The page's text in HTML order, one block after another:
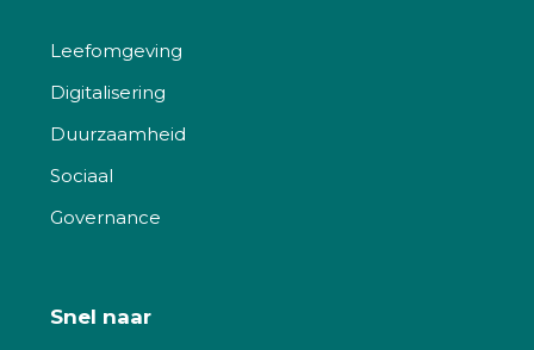
Leefomgeving
Digitalisering
Duurzaamheid
Sociaal
Governance
Snel naar